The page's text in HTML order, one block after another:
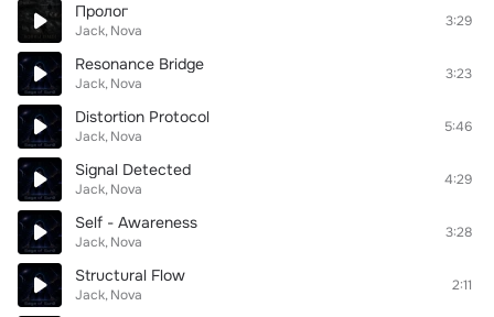
Пролог
Jack Nova
3:29
Resonance Bridge
Jack Nova
3:23
Distortion Protocol
Jack Nova
5:46
Signal Detected
Jack Nova
4:29
Self - Awareness
Jack Nova
3:28
Structural Flow
Jack Nova
2:11